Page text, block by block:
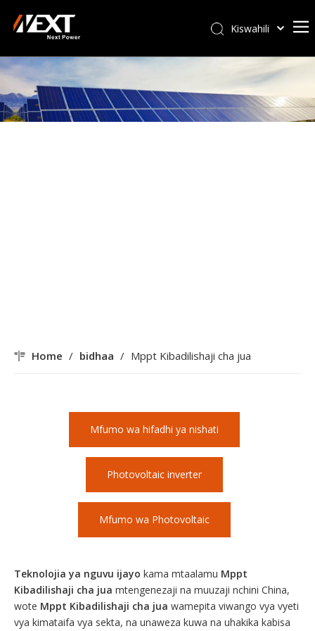
Kiswahili
Italiano
Deutsch
Home / bidhaa / Mppt Kibadilishaji cha jua
Mfumo wa hifadhi ya nishati
Photovoltaic inverter
Mfumo wa Photovoltaic
Teknolojia ya nguvu ijayo kama mtaalamu Mppt
Kibadilishaji cha jua mtengenezaji na muuzaji nchini China,
wote Mppt Kibadilishaji cha jua wamepita viwango vya vyeti
vya kimataifa vya sekta, na unaweza kuwa na uhakika kabisa